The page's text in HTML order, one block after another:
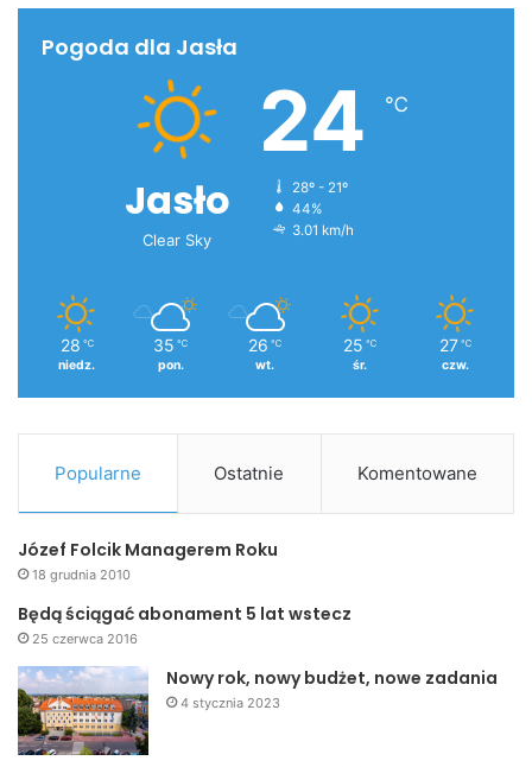
Pogoda dla Jasła
Jasło
Clear Sky
24 ℃
28º - 21º
44%
3.01 km/h
28 ℃
niedz.
35 ℃
pon.
26 ℃
wt.
25 ℃
śr.
27 ℃
czw.
Popularne Ostatnie Komentowane
Józef Folcik Managerem Roku
18 grudnia 2010
Będą ściągać abonament 5 lat wstecz
25 czerwca 2016
Nowy rok, nowy budżet, nowe zadania
4 stycznia 2023